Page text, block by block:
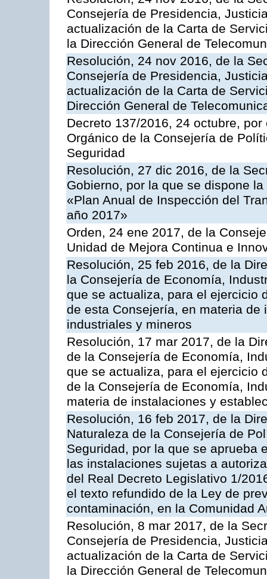
Consejería de Presidencia,
actualización de la Carta de
la Dirección General de
Resolución, 24 nov 2016, de la
Consejería de Presidencia,
actualización de la Carta de
Dirección General de
Decreto 137/2016, 24 octubre,
Orgánico de la Consejería de
Seguridad
Resolución, 27 dic 2016, de la
Gobierno, por la que se dispone
«Plan Anual de Inspección del
año 2017»
Orden, 24 ene 2017, de la
Unidad de Mejora Continua e
Resolución, 25 feb 2016, de la
la Consejería de Economía,
que se actualiza, para el ejercicio
de esta Consejería, en materia
industriales y mineros
Resolución, 17 mar 2017, de la
de la Consejería de Economía,
que se actualiza, para el ejercicio
de la Consejería de Economía,
materia de instalaciones y
Resolución, 16 feb 2017, de la
Naturaleza de la Consejería de
Seguridad, por la que se aprueba
las instalaciones sujetas a
del Real Decreto Legislativo 1/
el texto refundido de la Ley de
contaminación, en la Comunidad
Resolución, 8 mar 2017, de la
Consejería de Presidencia,
actualización de la Carta de
la Dirección General de